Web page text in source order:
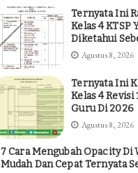
Ternyata Ini
Kelas 4 KTSP
Diketahui
Agustus 8, 2026
Ternyata Ini
Kelas 4
Guru Di 2026
Agustus 8, 2026
7 Cara Mengubah Opacity Di
Mudah Dan Cepat Ternyata